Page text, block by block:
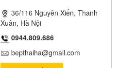
36/116 Nguyễn Xiển, Thanh
Xuân, Hà Nội
0944.809.686
bepthaiha@gmail.com